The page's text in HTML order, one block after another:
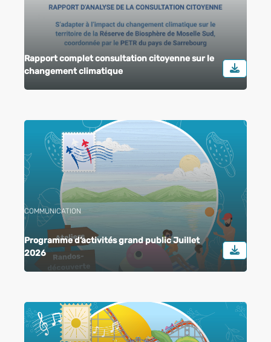
Rapport complet consultation citoyenne sur le
changement climatique
COMMUNICATION
Programme d’activités grand public Juillet
2026